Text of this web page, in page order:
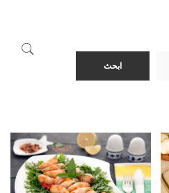
ابحث